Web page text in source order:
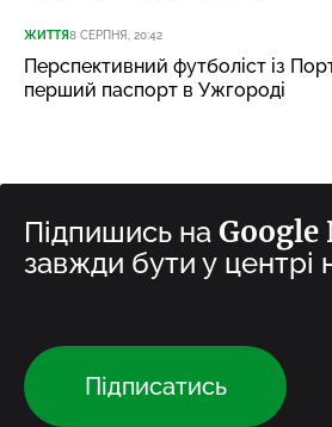
ЖИТТЯ8 СЕРПНЯ, 20:42
Перспективний футболіст із
перший паспорт в Ужгороді
Підпишись на Google
завжди бути у центрі
Підписатись